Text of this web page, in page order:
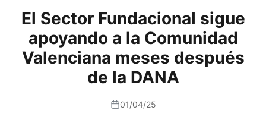
El Sector Fundacional sigue
apoyando a la Comunidad
Valenciana meses después
de la DANA
01/04/25